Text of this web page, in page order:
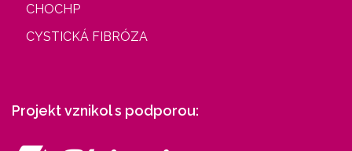
CHOCHP
CYSTICKÁ FIBRÓZA
Projekt vznikol s podporou: